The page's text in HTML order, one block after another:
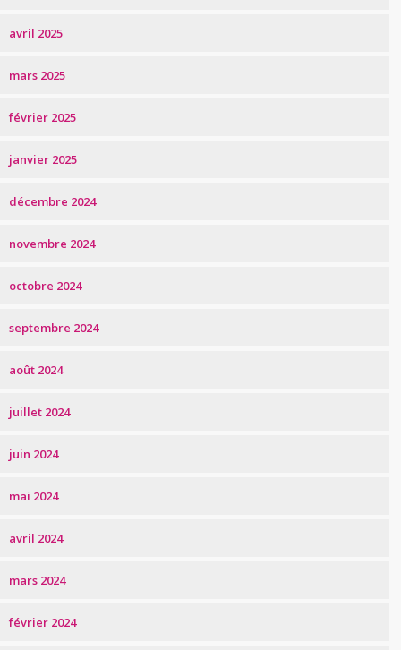
avril 2025
mars 2025
février 2025
janvier 2025
décembre 2024
novembre 2024
octobre 2024
septembre 2024
août 2024
juillet 2024
juin 2024
mai 2024
avril 2024
mars 2024
février 2024